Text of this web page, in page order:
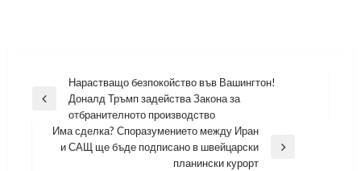
Навигация
Previous
Нарастващо безпокойство във Вашингтон!
Доналд Тръмп задейства Закона за
отбранителното производство
Next
Има сделка? Споразумението между Иран
и САЩ ще бъде подписано в швейцарски
планински курорт